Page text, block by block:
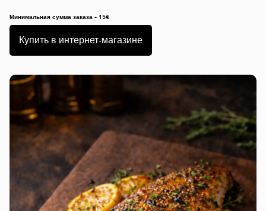
Минимальная сумма заказа – 15€
Купить в интернет-магазине